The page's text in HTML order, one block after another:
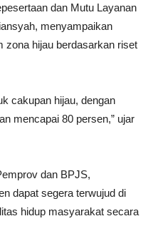
dan Mutu Layanan
menyampaikan
zona hijau berdasarkan riset
cakupan hijau, dengan
mencapai 80 persen,” ujar
dan BPJS,
dapat segera terwujud di
hidup masyarakat secara